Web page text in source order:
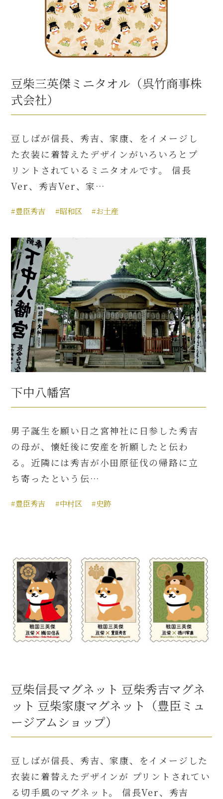
豆柴三英傑ミニタオル（呉竹商事株
式会社）
豆しばが信長、秀吉、家康、をイメージし
た衣装に着替えたデザインがいろいろとプ
リントされているミニタオルです。 信長
Ver、秀吉Ver、家…
#豊臣秀吉 #昭和区 #お土産
下中八幡宮
男子誕生を願い日之宮神社に日参した秀吉
の母が、懐妊後に安産を祈願したと伝わ
る。近隣には秀吉が小田原征伐の帰路に立
ち寄ったという伝…
#豊臣秀吉 #中村区 #史跡
豆柴信長マグネット 豆柴秀吉マグネ
ット 豆柴家康マグネット（豊臣ミュ
ージアムショップ）
豆しばが信長、秀吉、家康、をイメージした
衣装に着替えたデザインが プリントされてい
る切手風のマグネット。 信長Ver、秀吉